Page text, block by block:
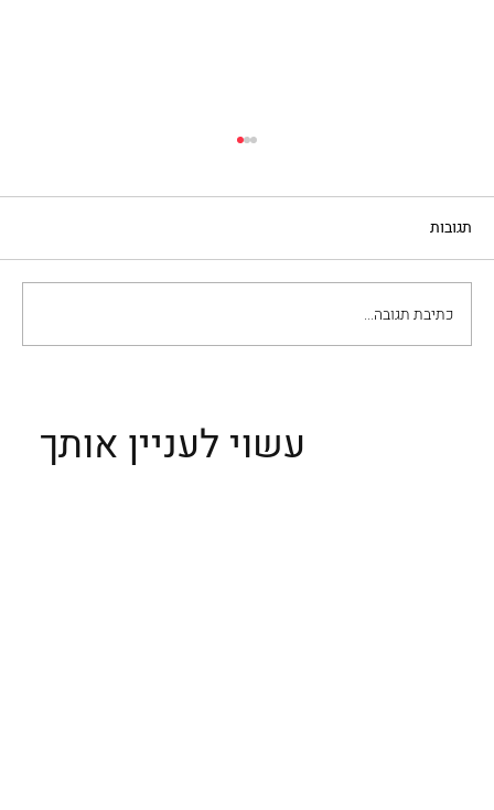
קציצות עם ארטישוק
תגובות
כתיבת תגובה...
עשוי לעניין אותך